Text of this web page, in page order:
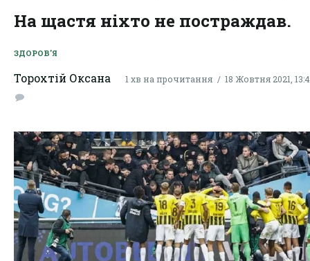
На щастя ніхто не постраждав.
ЗДОРОВ'Я
Торохтій Оксана 1 хв на прочитання 18 Жовтня 2021,